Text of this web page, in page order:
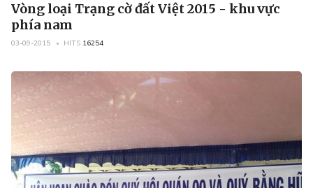
Vòng loại Trạng cờ đất Việt 2015 - khu vực
phía nam
03-09-2015 HITS 16254